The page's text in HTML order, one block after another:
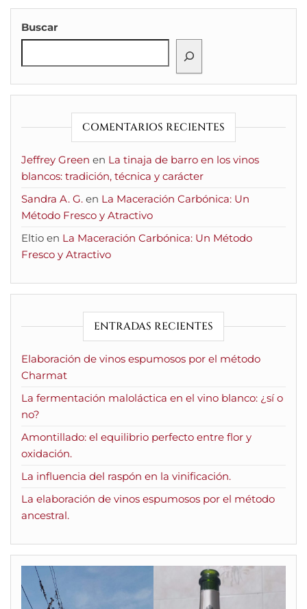
Buscar
COMENTARIOS RECIENTES
Jeffrey Green en La tinaja de barro en los vinos
blancos: tradición, técnica y carácter
Sandra A. G. en La Maceración Carbónica: Un
Método Fresco y Atractivo
Eltio en La Maceración Carbónica: Un Método
Fresco y Atractivo
ENTRADAS RECIENTES
Elaboración de vinos espumosos por el método
Charmat
La fermentación maloláctica en el vino blanco: ¿sí o
no?
Amontillado: el equilibrio perfecto entre flor y
oxidación.
La influencia del raspón en la vinificación.
La elaboración de vinos espumosos por el método
ancestral.